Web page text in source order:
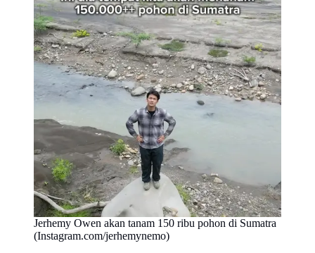
Jerhemy Owen akan tanam 150 ribu pohon di Sumatra
(Instagram.com/jerhemynemo)